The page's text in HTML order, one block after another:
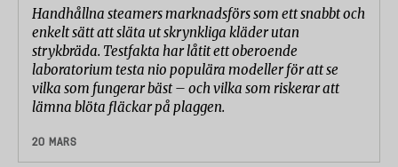
Handhållna steamers marknadsförs som ett snabbt och
enkelt sätt att släta ut skrynkliga kläder utan
strykbräda. Testfakta har låtit ett oberoende
laboratorium testa nio populära modeller för att se
vilka som fungerar bäst – och vilka som riskerar att
lämna blöta fläckar på plaggen.
20 MARS